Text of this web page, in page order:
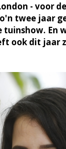
- voor
twee jaar
tuinshow. En
ook dit jaar